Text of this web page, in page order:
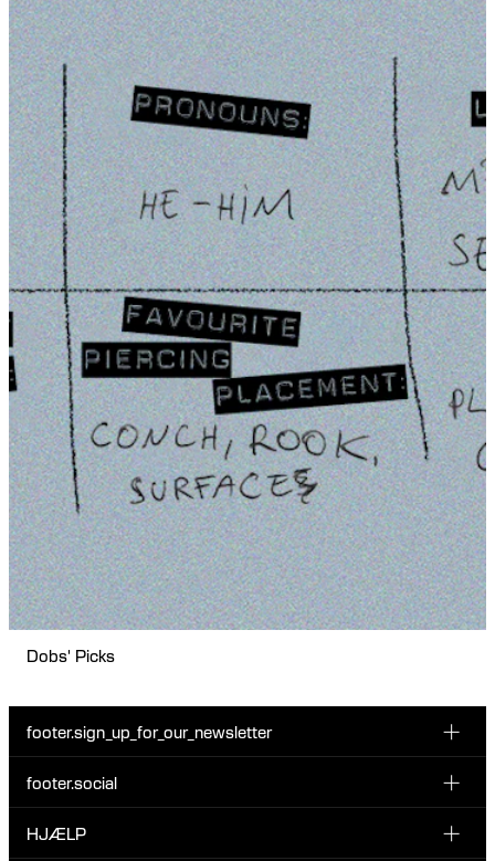
Dobs' Picks
footer.sign_up_for_our_newsletter
Tilmeld dig vores nyhedsbrev og vær den første til at blive
footer.social
INSTAGRAM
HJÆLP